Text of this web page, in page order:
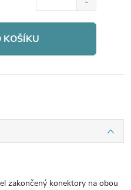
KOŠÍKU
zakončený konektory na obou